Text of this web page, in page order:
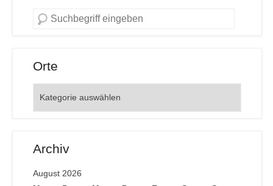
Orte
Archiv
August 2026